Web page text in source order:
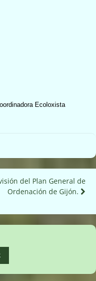
Ecoloxista
del Plan General de
Ordenación de Gijón.